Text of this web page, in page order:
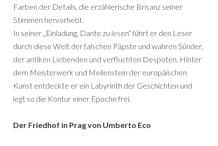
Farben der Details, die erzählerische Brisanz seiner
Stimmen hervorhebt.
In seiner „Einladung, Dante zu lesen“ führt er den Leser
durch diese Welt der falschen Päpste und wahren Sünder,
der antiken Liebenden und verfluchten Despoten. Hinter
dem Meisterwerk und Meilenstein der europäischen
Kunst entdeckte er ein Labyrinth der Geschichten und
legt so die Kontur einer Epoche frei.
Der Friedhof in Prag von Umberto Eco